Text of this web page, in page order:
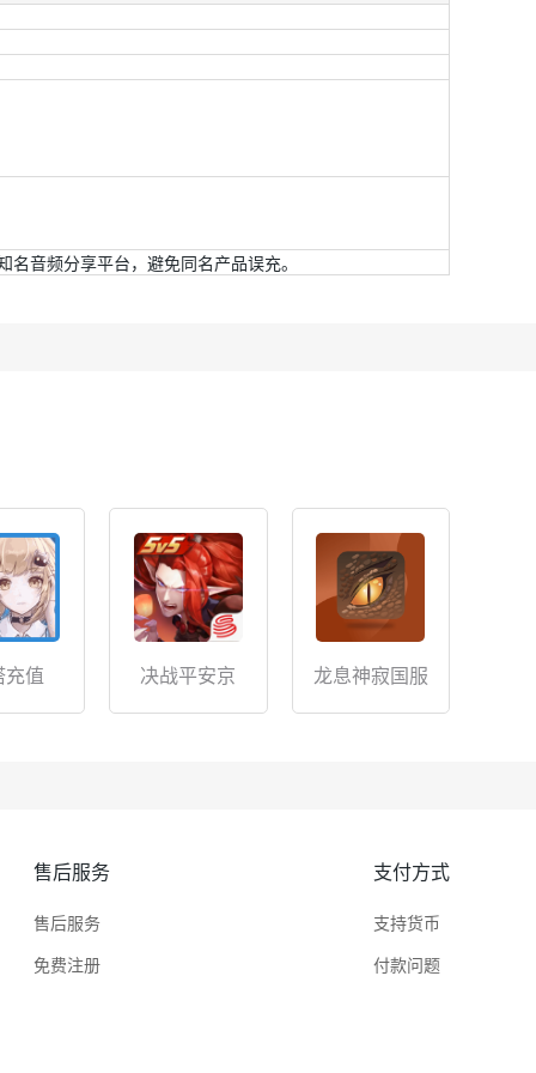
音频分享平台，避免同名产品误充。
值 决战平安京 龙息神寂国服
售后服务
售后服务
免费注册
支付方式
支持货币
付款问题